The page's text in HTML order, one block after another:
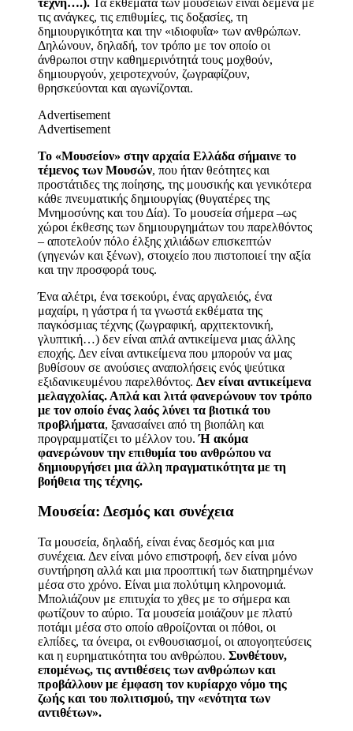
τις ανάγκες, τις επιθυμίες, τις δοξασίες, τη
δημιουργικότητα και την «ιδιοφυΐα» των ανθρώπων.
Δηλώνουν, δηλαδή, τον τρόπο με τον οποίο οι
άνθρωποι στην καθημερινότητά τους μοχθούν,
δημιουργούν, χειροτεχνούν, ζωγραφίζουν,
θρησκεύονται και αγωνίζονται.
Advertisement
Advertisement
Το «Μουσείον» στην αρχαία Ελλάδα σήμαινε το
τέμενος των Μουσών, που ήταν θεότητες και
προστάτιδες της ποίησης, της μουσικής και γενικότερα
κάθε πνευματικής δημιουργίας (θυγατέρες της
Μνημοσύνης και του Δία). Το μουσεία σήμερα –ως
χώροι έκθεσης των δημιουργημάτων του παρελθόντος
– αποτελούν πόλο έλξης χιλιάδων επισκεπτών
(γηγενών και ξένων), στοιχείο που πιστοποιεί την αξία
και την προσφορά τους.
Ένα αλέτρι, ένα τσεκούρι, ένας αργαλειός, ένα
μαχαίρι, η γάστρα ή τα γνωστά εκθέματα της
παγκόσμιας τέχνης (ζωγραφική, αρχιτεκτονική,
γλυπτική…) δεν είναι απλά αντικείμενα μιας άλλης
εποχής. Δεν είναι αντικείμενα που μπορούν να μας
βυθίσουν σε ανούσιες αναπολήσεις ενός ψεύτικα
εξιδανικευμένου παρελθόντος. Δεν είναι αντικείμενα
μελαγχολίας. Απλά και λιτά φανερώνουν τον τρόπο
με τον οποίο ένας λαός λύνει τα βιοτικά του
προβλήματα, ξανασαίνει από τη βιοπάλη και
προγραμματίζει το μέλλον του.Ή ακόμα
φανερώνουν την επιθυμία του ανθρώπου να
δημιουργήσει μια άλλη πραγματικότητα με τη
βοήθεια της τέχνης.
Μουσεία: Δεσμός και συνέχεια
Τα μουσεία, δηλαδή, είναι ένας δεσμός και μια
συνέχεια. Δεν είναι μόνο επιστροφή, δεν είναι μόνο
συντήρηση αλλά και μια προοπτική των διατηρημένων
μέσα στο χρόνο. Είναι μια πολύτιμη κληρονομιά.
Μπολιάζουν με επιτυχία το χθες με το σήμερα και
φωτίζουν το αύριο. Τα μουσεία μοιάζουν με πλατύ
ποτάμι μέσα στο οποίο αθροίζονται οι πόθοι, οι
ελπίδες, τα όνειρα, οι ενθουσιασμοί, οι απογοητεύσεις
και η ευρηματικότητα του ανθρώπου. Συνθέτουν,
επομένως, τις αντιθέσεις των ανθρώπων και
προβάλλουν με έμφαση τον κυρίαρχο νόμο της
ζωής και του πολιτισμού, την «ενότητα των
αντιθέτων».